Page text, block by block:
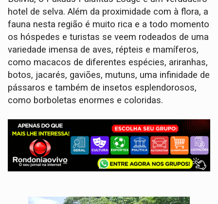
hotel de selva. Além da proximidade com à flora, a
fauna nesta região é muito rica e a todo momento
os hóspedes e turistas se veem rodeados de uma
variedade imensa de aves, répteis e mamíferos,
como macacos de diferentes espécies, ariranhas,
botos, jacarés, gaviões, mutuns, uma infinidade de
pássaros e também de insetos esplendorosos,
como borboletas enormes e coloridas.